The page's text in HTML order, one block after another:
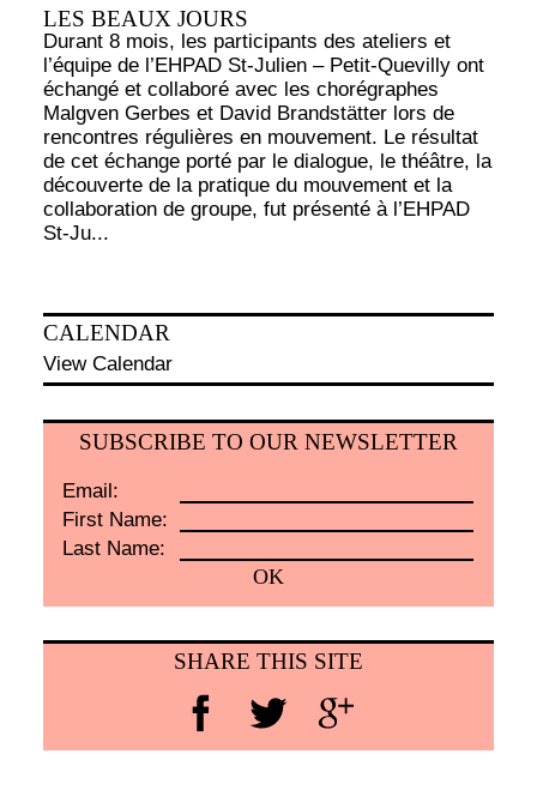
LES BEAUX JOURS
Durant 8 mois, les participants des ateliers et
l’équipe de l’EHPAD St-Julien – Petit-Quevilly ont
échangé et collaboré avec les chorégraphes
Malgven Gerbes et David Brandstätter lors de
rencontres régulières en mouvement. Le résultat
de cet échange porté par le dialogue, le théâtre, la
découverte de la pratique du mouvement et la
collaboration de groupe, fut présenté à l’EHPAD
St-Ju...
CALENDAR
View Calendar
SUBSCRIBE TO OUR NEWSLETTER
Email:
First Name:
Last Name:
SHARE THIS SITE